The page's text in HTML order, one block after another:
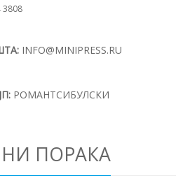
3808
INFO@MINIPRESS.RU
РОМАНТСИБУЛСКИ
ПОРАКА